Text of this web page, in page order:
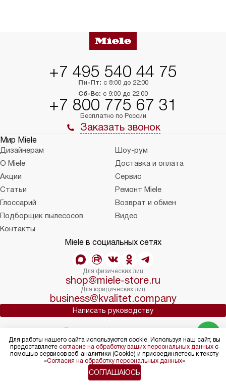
+7 495 540 44 75
Пн-Пт: с 8:00 до 22:00
Сб-Вс: с 9:00 до 22:00
+7 800 775 67 31
Бесплатно по России
Заказать звонок
Мир Miele
Дизайнерам
Шоу-рум
О Miele
Доставка и оплата
Акции
Сервис
Статьи
Ремонт Miele
Глоссарий
Возврат и обмен
Подборщик пылесосов
Видео
Контакты
Miele в социальных сетях
Для физических лиц
shop@miele-store.ru
Для юридических лиц
business@kvalitet.company
Написать руководству
© 2004 – 2026 Магазин Miele «Kvalitet Trade, LLC»
Политика конфиденциальности
Условия продажи
Карта сайта
Для работы нашего сайта используются cookie. Используя наш сайт, вы
предоставляете согласие на обработку ваших персональных данных с
помощью сервисов веб-аналитики (Cookie) и присоединяетесь к тексту
«Согласия на обработку персональных данных»
СОГЛАШАЮСЬ